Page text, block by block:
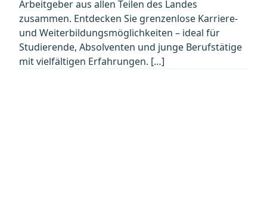
Arbeitgeber aus allen Teilen des Landes
zusammen. Entdecken Sie grenzenlose Karriere-
und Weiterbildungsmöglichkeiten – ideal für
Studierende, Absolventen und junge Berufstätige
mit vielfältigen Erfahrungen. […]